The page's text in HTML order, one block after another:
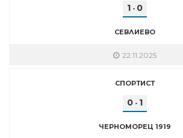
1 - 0
СЕВЛИЕВО
22.11.2025
СПОРТИСТ
0 - 1
ЧЕРНОМОРЕЦ 1919